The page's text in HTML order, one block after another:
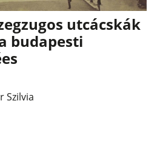
utcácskák
budapesti
Szilvia